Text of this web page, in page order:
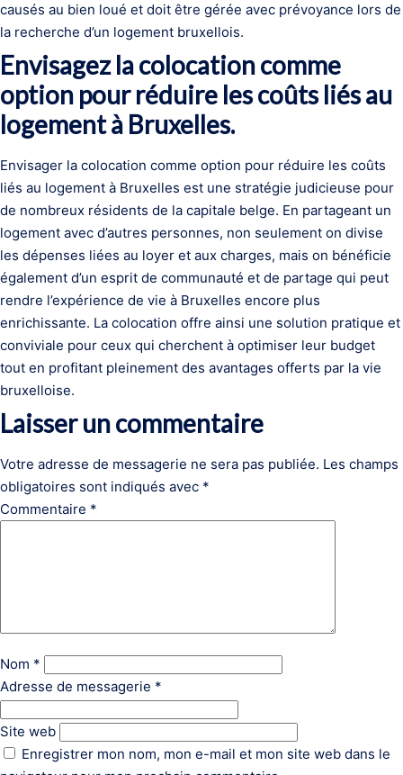
causés au bien loué et doit être gérée avec prévoyance lors de
la recherche d’un logement bruxellois.
Envisagez la colocation comme
option pour réduire les coûts liés au
logement à Bruxelles.
Envisager la colocation comme option pour réduire les coûts
liés au logement à Bruxelles est une stratégie judicieuse pour
de nombreux résidents de la capitale belge. En partageant un
logement avec d’autres personnes, non seulement on divise
les dépenses liées au loyer et aux charges, mais on bénéficie
également d’un esprit de communauté et de partage qui peut
rendre l’expérience de vie à Bruxelles encore plus
enrichissante. La colocation offre ainsi une solution pratique et
conviviale pour ceux qui cherchent à optimiser leur budget
tout en profitant pleinement des avantages offerts par la vie
bruxelloise.
Laisser un commentaire
Votre adresse de messagerie ne sera pas publiée. Les champs
obligatoires sont indiqués avec *
Commentaire *
Nom *
Adresse de messagerie *
Site web
Enregistrer mon nom, mon e-mail et mon site web dans le